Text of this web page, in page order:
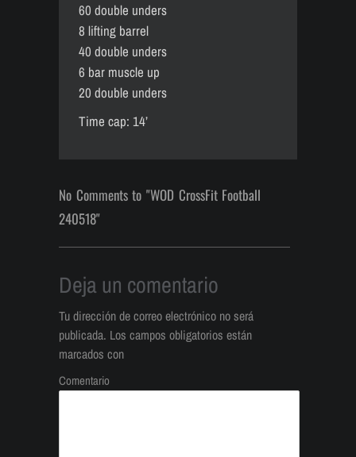
60 double unders
8 lifting barrel
40 double unders
6 bar muscle up
20 double unders
Time cap: 14’
No Comments to "WOD CrossFit Football
240518"
Deja un comentario
Tu dirección de correo electrónico no será
publicada. Los campos obligatorios están
marcados con
Comentario